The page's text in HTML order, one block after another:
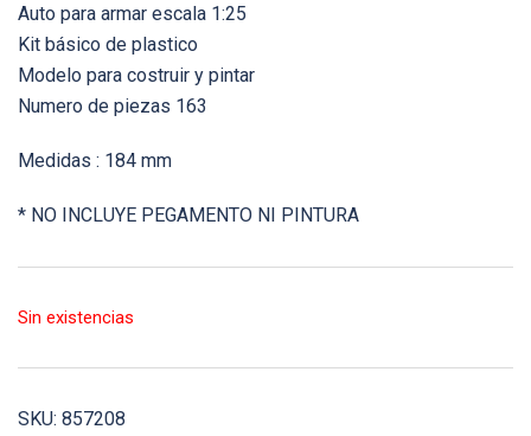
Auto para armar escala 1:25
Kit básico de plastico
Modelo para costruir y pintar
Numero de piezas 163
Medidas : 184 mm
* NO INCLUYE PEGAMENTO NI PINTURA
Sin existencias
SKU: 857208